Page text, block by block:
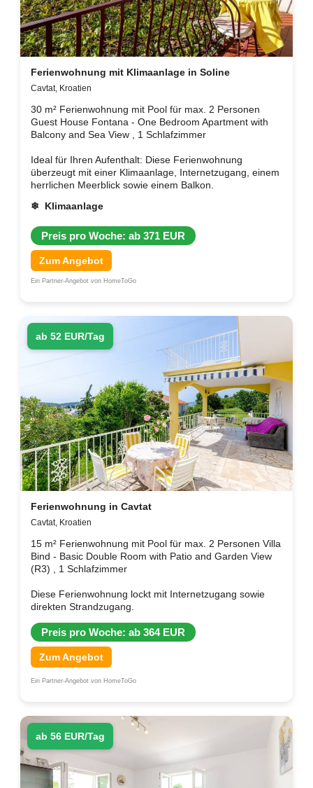
Ferienwohnung mit Klimaanlage in Soline
Cavtat, Kroatien
30 m² Ferienwohnung mit Pool für max. 2 Personen
Guest House Fontana - One Bedroom Apartment with
Balcony and Sea View , 1 Schlafzimmer
Ideal für Ihren Aufenthalt: Diese Ferienwohnung
überzeugt mit einer Klimaanlage, Internetzugang, einem
herrlichen Meerblick sowie einem Balkon.
❄ Klimaanlage
Preis pro Woche: ab 371 EUR
Zum Angebot
Ein Partner-Angebot von HomeToGo
ab 52 EUR/Tag
Ferienwohnung in Cavtat
Cavtat, Kroatien
15 m² Ferienwohnung mit Pool für max. 2 Personen Villa
Bind - Basic Double Room with Patio and Garden View
(R3) , 1 Schlafzimmer
Diese Ferienwohnung lockt mit Internetzugang sowie
direkten Strandzugang.
Preis pro Woche: ab 364 EUR
Zum Angebot
Ein Partner-Angebot von HomeToGo
ab 56 EUR/Tag